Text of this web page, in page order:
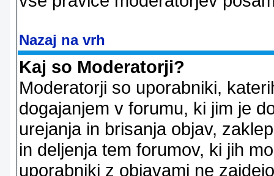
Nazaj na vrh
Kaj so Moderatorji?
Moderatorji so uporabniki,
dogajanjem v forumu, ki jim je
urejanja in brisanja objav,
in deljenja tem forumov, ki jih
uporabniki z objavami ne